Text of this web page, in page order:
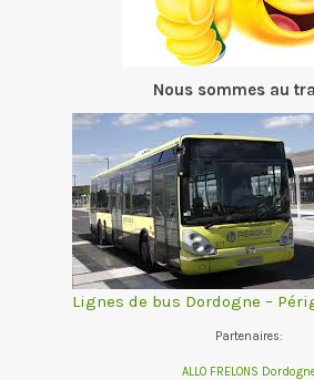
Nous sommes au
Lignes de bus Dordogne –
Partenaires:
ALLO FRELONS